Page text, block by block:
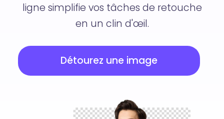
ligne simplifie vos tâches de retouche
en un clin d'œil.
Détourez une image